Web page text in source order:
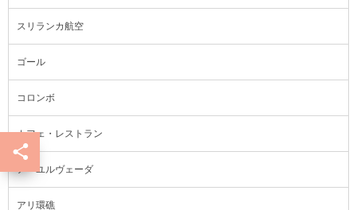
スリランカ航空
ゴール
コロンボ
カフェ・レストラン
アーユルヴェーダ
アリ環礁